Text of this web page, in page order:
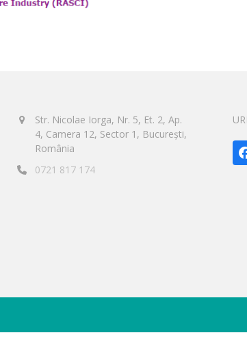
Str. Nicolae Iorga, Nr. 5, Et. 2, Ap.
4, Camera 12, Sector 1, București,
România
0721 817 174